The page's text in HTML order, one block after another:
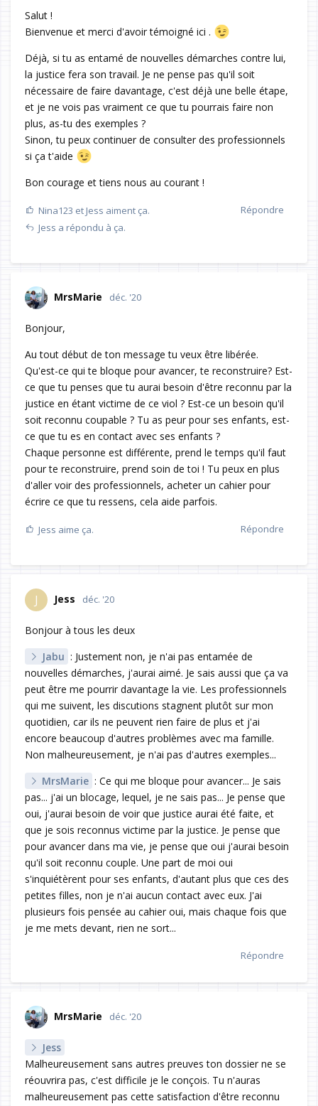
Salut !
Bienvenue et merci d'avoir témoigné ici .
Déjà, si tu as entamé de nouvelles démarches contre lui,
la justice fera son travail. Je ne pense pas qu'il soit
nécessaire de faire davantage, c'est déjà une belle étape,
et je ne vois pas vraiment ce que tu pourrais faire non
plus, as-tu des exemples ?
Sinon, tu peux continuer de consulter des professionnels
si ça t'aide
Bon courage et tiens nous au courant !
Répondre
Nina123 et Jess aiment ça.
Jess a répondu à ça.
MrsMarie déc. '20
Bonjour,
Au tout début de ton message tu veux être libérée.
Qu'est-ce qui te bloque pour avancer, te reconstruire? Est-
ce que tu penses que tu aurai besoin d'être reconnu par la
justice en étant victime de ce viol ? Est-ce un besoin qu'il
soit reconnu coupable ? Tu as peur pour ses enfants, est-
ce que tu es en contact avec ses enfants ?
Chaque personne est différente, prend le temps qu'il faut
pour te reconstruire, prend soin de toi ! Tu peux en plus
d'aller voir des professionnels, acheter un cahier pour
écrire ce que tu ressens, cela aide parfois.
Répondre
Jess aime ça.
J Jess déc. '20
Bonjour à tous les deux
Jabu : Justement non, je n'ai pas entamée de
nouvelles démarches, j'aurai aimé. Je sais aussi que ça va
peut être me pourrir davantage la vie. Les professionnels
qui me suivent, les discutions stagnent plutôt sur mon
quotidien, car ils ne peuvent rien faire de plus et j'ai
encore beaucoup d'autres problèmes avec ma famille.
Non malheureusement, je n'ai pas d'autres exemples...
MrsMarie : Ce qui me bloque pour avancer... Je sais
pas... j'ai un blocage, lequel, je ne sais pas... Je pense que
oui, j'aurai besoin de voir que justice aurai été faite, et
que je sois reconnus victime par la justice. Je pense que
pour avancer dans ma vie, je pense que oui j'aurai besoin
qu'il soit reconnu couple. Une part de moi oui
s'inquiétèrent pour ses enfants, d'autant plus que ces des
petites filles, non je n'ai aucun contact avec eux. J'ai
plusieurs fois pensée au cahier oui, mais chaque fois que
je me mets devant, rien ne sort...
Répondre
MrsMarie déc. '20
Jess
Malheureusement sans autres preuves ton dossier ne se
réouvrira pas, c'est difficile je le conçois. Tu n'auras
malheureusement pas cette satisfaction d'être reconnu